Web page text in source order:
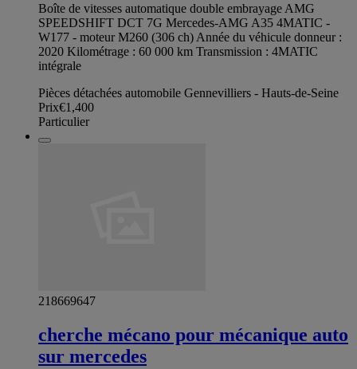
Boîte de vitesses automatique double embrayage AMG
SPEEDSHIFT DCT 7G Mercedes-AMG A35 4MATIC -
W177 - moteur M260 (306 ch) Année du véhicule donneur :
2020 Kilométrage : 60 000 km Transmission : 4MATIC
intégrale
Pièces détachées automobile Gennevilliers - Hauts-de-Seine
Prix€1,400
Particulier
218669647
cherche mécano pour mécanique auto
sur mercedes